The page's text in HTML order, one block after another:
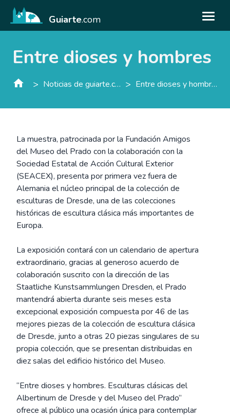
Guiarte.com
Entre dioses y hombres
> Noticias de guiarte.con > Entre dioses y hombres
La muestra, patrocinada por la Fundación Amigos
del Museo del Prado con la colaboración con la
Sociedad Estatal de Acción Cultural Exterior
(SEACEX), presenta por primera vez fuera de
Alemania el núcleo principal de la colección de
esculturas de Dresde, una de las colecciones
históricas de escultura clásica más importantes de
Europa.
La exposición contará con un calendario de apertura
extraordinario, gracias al generoso acuerdo de
colaboración suscrito con la dirección de las
Staatliche Kunstsammlungen Dresden, el Prado
mantendrá abierta durante seis meses esta
excepcional exposición compuesta por 46 de las
mejores piezas de la colección de escultura clásica
de Dresde, junto a otras 20 piezas singulares de su
propia colección, que se presentan distribuidas en
diez salas del edificio histórico del Museo.
“Entre dioses y hombres. Esculturas clásicas del
Albertinum de Dresde y del Museo del Prado”
ofrece al público una ocasión única para contemplar